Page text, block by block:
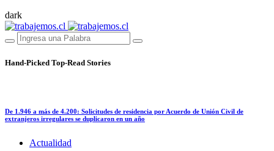
dark
Hand-Picked Top-Read Stories
De 1.946 a más de 4.200: Solicitudes de residencia por Acuerdo de Unión Civil de
extranjeros irregulares se duplicaron en un año
Actualidad